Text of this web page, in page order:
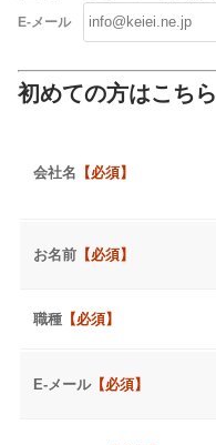
E-メール
初めての方はこちら
会社名 【必須】
お名前 【必須】
職種 【必須】
E-メール【必須】